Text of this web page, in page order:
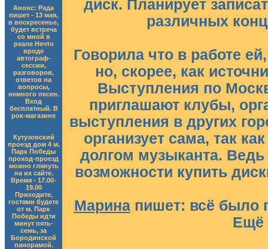
Анонс: Рада
пишет - 13 мая,
в воскресенье,
будет встреча
со мной в
реале Нечто
вроде
автограф-
сессии,
разговоров,
ответов на
вопросы,
немного песен.
Вход
бесплатный. В
рок-магазине
Кутузовский
проезд дом 4 м.
Парк Победы
проход-проезд
можно глянуть
на их сайте.
Время - 17.00-
19.00
Приходите,
гостями будете
от м. Парк
Победы идти
минут пять-
семь, за
Бородинской
панорамой.
диск. Планирует
различных
Говорила что в работе
но, скорее, как
Выступления по
приглашают клубы,
выступления в других
организует сама, так
долгом музыканта.
возможности купить
Маринапишет: всё было
Ещё